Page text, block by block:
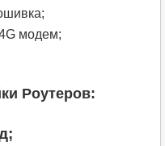
модем;
Роутеров: